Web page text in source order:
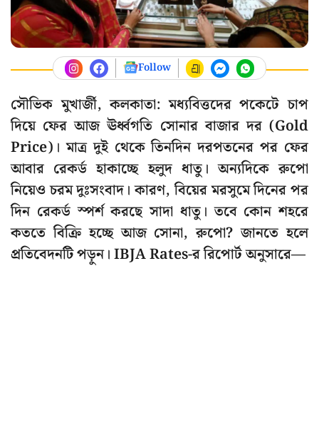
Follow
সৌভিক মুখার্জী, কলকাতা: মধ্যবিত্তদের পকেটে চাপ
দিয়ে ফের আজ ঊর্ধ্বগতি সোনার বাজার দর (Gold
Price)। মাত্র দুই থেকে তিনদিন দরপতনের পর ফের
আবার রেকর্ড হাকাচ্ছে হলুদ ধাতু। অন্যদিকে রুপো
নিয়েও চরম দুঃসংবাদ। কারণ, বিয়ের মরসুমে দিনের পর
দিন রেকর্ড স্পর্শ করছে সাদা ধাতু। তবে কোন শহরে
কততে বিক্রি হচ্ছে আজ সোনা, রুপো? জানতে হলে
প্রতিবেদনটি পড়ুন। IBJA Rates-র রিপোর্ট অনুসারে—